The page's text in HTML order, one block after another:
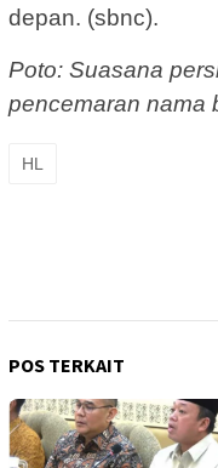
depan. (sbnc).
Poto: Suasana
pencemaran nama
HL
POS TERKAIT